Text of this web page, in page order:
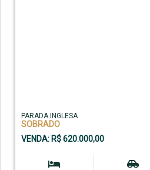
PARADA INGLESA
SOBRADO
VENDA: R$ 620.000,00